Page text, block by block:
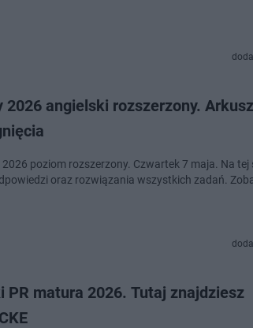
angielski rozszerzony.
poziom rozszerzony. Czwartek 7 maja. Na tej
oraz rozwiązania wszystkich zadań.
PR matura 2026. Tutaj znajdziesz